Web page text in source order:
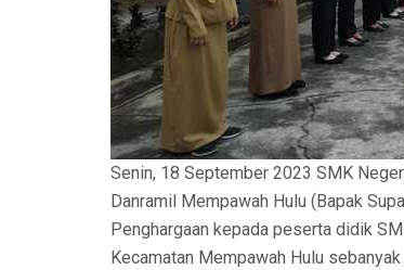
Senin, 18 September 2023 SMK
Danramil Mempawah Hulu (Bapak
Penghargaan kepada peserta didik
Kecamatan Mempawah Hulu